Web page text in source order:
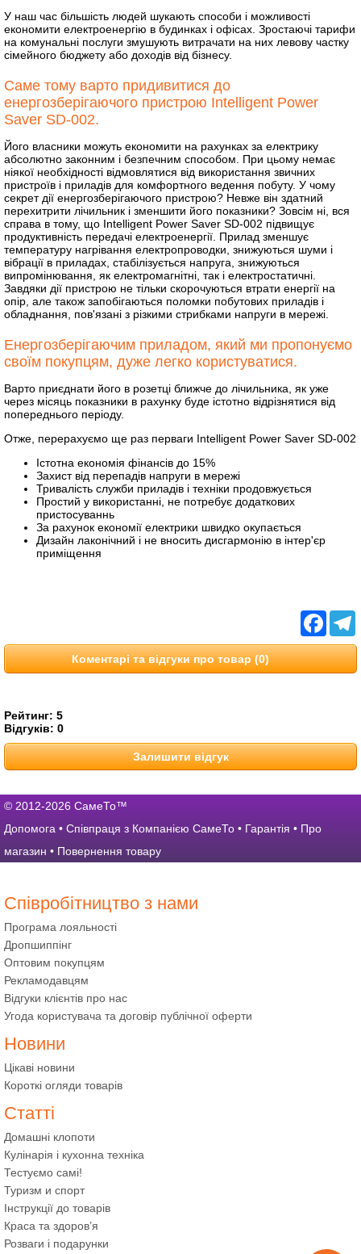
У наш час більшість людей шукають способи і можливості
економити електроенергію в будинках і офісах. Зростаючі тарифи
на комунальні послуги змушують витрачати на них левову частку
сімейного бюджету або доходів від бізнесу.
Саме тому варто придивитися до
енергозберігаючого пристрою Intelligent Power
Saver SD-002.
Його власники можуть економити на рахунках за електрику
абсолютно законним і безпечним способом. При цьому немає
ніякої необхідності відмовлятися від використання звичних
пристроїв і приладів для комфортного ведення побуту. У чому
секрет дії енергозберігаючого пристрою? Невже він здатний
перехитрити лічильник і зменшити його показники? Зовсім ні, вся
справа в тому, що Intelligent Power Saver SD-002 підвищує
продуктивність передачі електроенергії. Прилад зменшує
температуру нагрівання електропроводки, знижуються шуми і
вібрації в приладах, стабілізується напруга, знижуються
випромінювання, як електромагнітні, так і електростатичні.
Завдяки дії пристрою не тільки скорочуються втрати енергії на
опір, але також запобігаються поломки побутових приладів і
обладнання, пов'язані з різкими стрибками напруги в мережі.
Енергозберігаючим приладом, який ми пропонуємо
своїм покупцям, дуже легко користуватися.
Варто приєднати його в розетці ближче до лічильника, як уже
через місяць показники в рахунку буде істотно відрізнятися від
попереднього періоду.
Отже, перерахуємо ще раз перваги Intelligent Power Saver SD-002
Істотна економія фінансів до 15%
Захист від перепадів напруги в мережі
Тривалість служби приладів і техніки продовжується
Простий у використанні, не потребує додаткових
пристосуваннь
За рахунок економії електрики швидко окупається
Дизайн лаконічний і не вносить дисгармонію в інтер'єр
приміщення
Коментарі та відгуки про товар (0)
Рейтинг: 5
Відгуків: 0
Залишити відгук
© 2012-2026 СамеТо™
Допомога • Співпраця з Компанією СамеТо • Гарантія • Про
магазин • Повернення товару
Співробітництво з нами
Програма лояльності
Дропшиппінг
Оптовим покупцям
Рекламодавцям
Відгуки клієнтів про нас
Угода користувача та договір публічної оферти
Новини
Цікаві новини
Короткі огляди товарів
Статті
Домашні клопоти
Кулінарія і кухонна техніка
Тестуємо самі!
Туризм и спорт
Інструкції до товарів
Краса та здоров’я
Розваги і подарунки